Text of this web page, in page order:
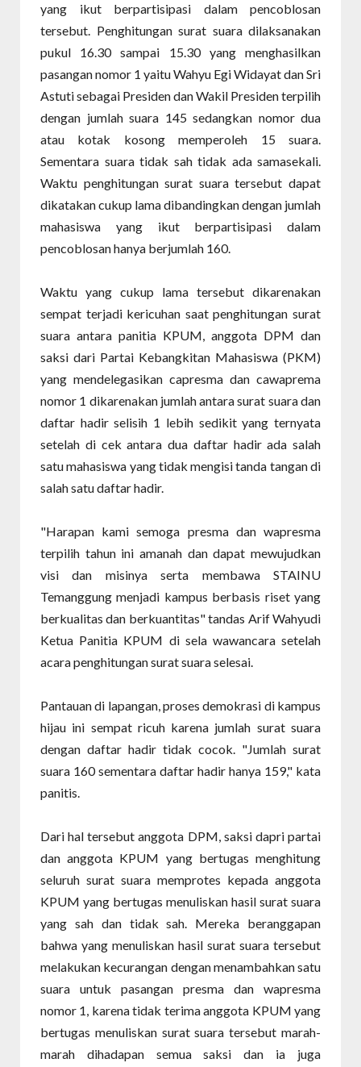
yang ikut berpartisipasi dalam pencoblosan
tersebut. Penghitungan surat suara dilaksanakan
pukul 16.30 sampai 15.30 yang menghasilkan
pasangan nomor 1 yaitu Wahyu Egi Widayat dan Sri
Astuti sebagai Presiden dan Wakil Presiden terpilih
dengan jumlah suara 145 sedangkan nomor dua
atau kotak kosong memperoleh 15 suara.
Sementara suara tidak sah tidak ada samasekali.
Waktu penghitungan surat suara tersebut dapat
dikatakan cukup lama dibandingkan dengan jumlah
mahasiswa yang ikut berpartisipasi dalam
pencoblosan hanya berjumlah 160.
Waktu yang cukup lama tersebut dikarenakan
sempat terjadi kericuhan saat penghitungan surat
suara antara panitia KPUM, anggota DPM dan
saksi dari Partai Kebangkitan Mahasiswa (PKM)
yang mendelegasikan capresma dan cawaprema
nomor 1 dikarenakan jumlah antara surat suara dan
daftar hadir selisih 1 lebih sedikit yang ternyata
setelah di cek antara dua daftar hadir ada salah
satu mahasiswa yang tidak mengisi tanda tangan di
salah satu daftar hadir.
"Harapan kami semoga presma dan wapresma
terpilih tahun ini amanah dan dapat mewujudkan
visi dan misinya serta membawa STAINU
Temanggung menjadi kampus berbasis riset yang
berkualitas dan berkuantitas" tandas Arif Wahyudi
Ketua Panitia KPUM di sela wawancara setelah
acara penghitungan surat suara selesai.
Pantauan di lapangan, proses demokrasi di kampus
hijau ini sempat ricuh karena jumlah surat suara
dengan daftar hadir tidak cocok. "Jumlah surat
suara 160 sementara daftar hadir hanya 159," kata
panitis.
Dari hal tersebut anggota DPM, saksi dapri partai
dan anggota KPUM yang bertugas menghitung
seluruh surat suara memprotes kepada anggota
KPUM yang bertugas menuliskan hasil surat suara
yang sah dan tidak sah. Mereka beranggapan
bahwa yang menuliskan hasil surat suara tersebut
melakukan kecurangan dengan menambahkan satu
suara untuk pasangan presma dan wapresma
nomor 1, karena tidak terima anggota KPUM yang
bertugas menuliskan surat suara tersebut marah-
marah dihadapan semua saksi dan ia juga